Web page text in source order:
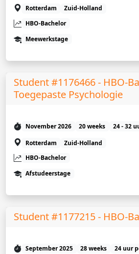
Rotterdam
Zuid-Holland
HBO-Bachelor
Meewerkstage
Student #1176466 - HBO-
Toegepaste Psychologie
November 2026 20 weeks
24 - 32
Rotterdam
Zuid-Holland
HBO-Bachelor
Afstudeerstage
Student #1177215 - HBO-
September 2025 28 weeks 24 uur